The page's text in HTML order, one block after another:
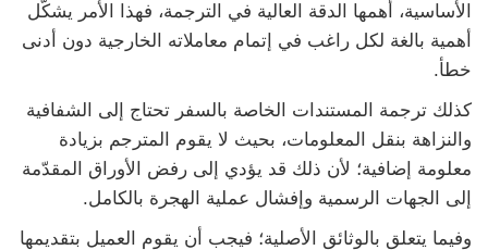
الأساسية، أهمها الدقة العالية في الترجمة، فهذا الأمر يشكّل
أهمية بالغة لكل راغب في إتمام معاملاته الخارجية دون أدنى
خطأ.
كذلك ترجمة المستندات الخاصة بالسفر تحتاج إلى الشفافية
والنزاهة بنقل المعلومات، بحيث لا يقوم المترجم بزيادة
معلومة إضافية؛ لأن ذلك قد يؤدي إلى رفض الأوراق المقدّمة
إلى الجهات الرسمية وإفشال عملية الهجرة بالكامل.
وفيما يتعلق بالوثائق الأصلية؛ فيجب أن يقوم العميل بتقديمها